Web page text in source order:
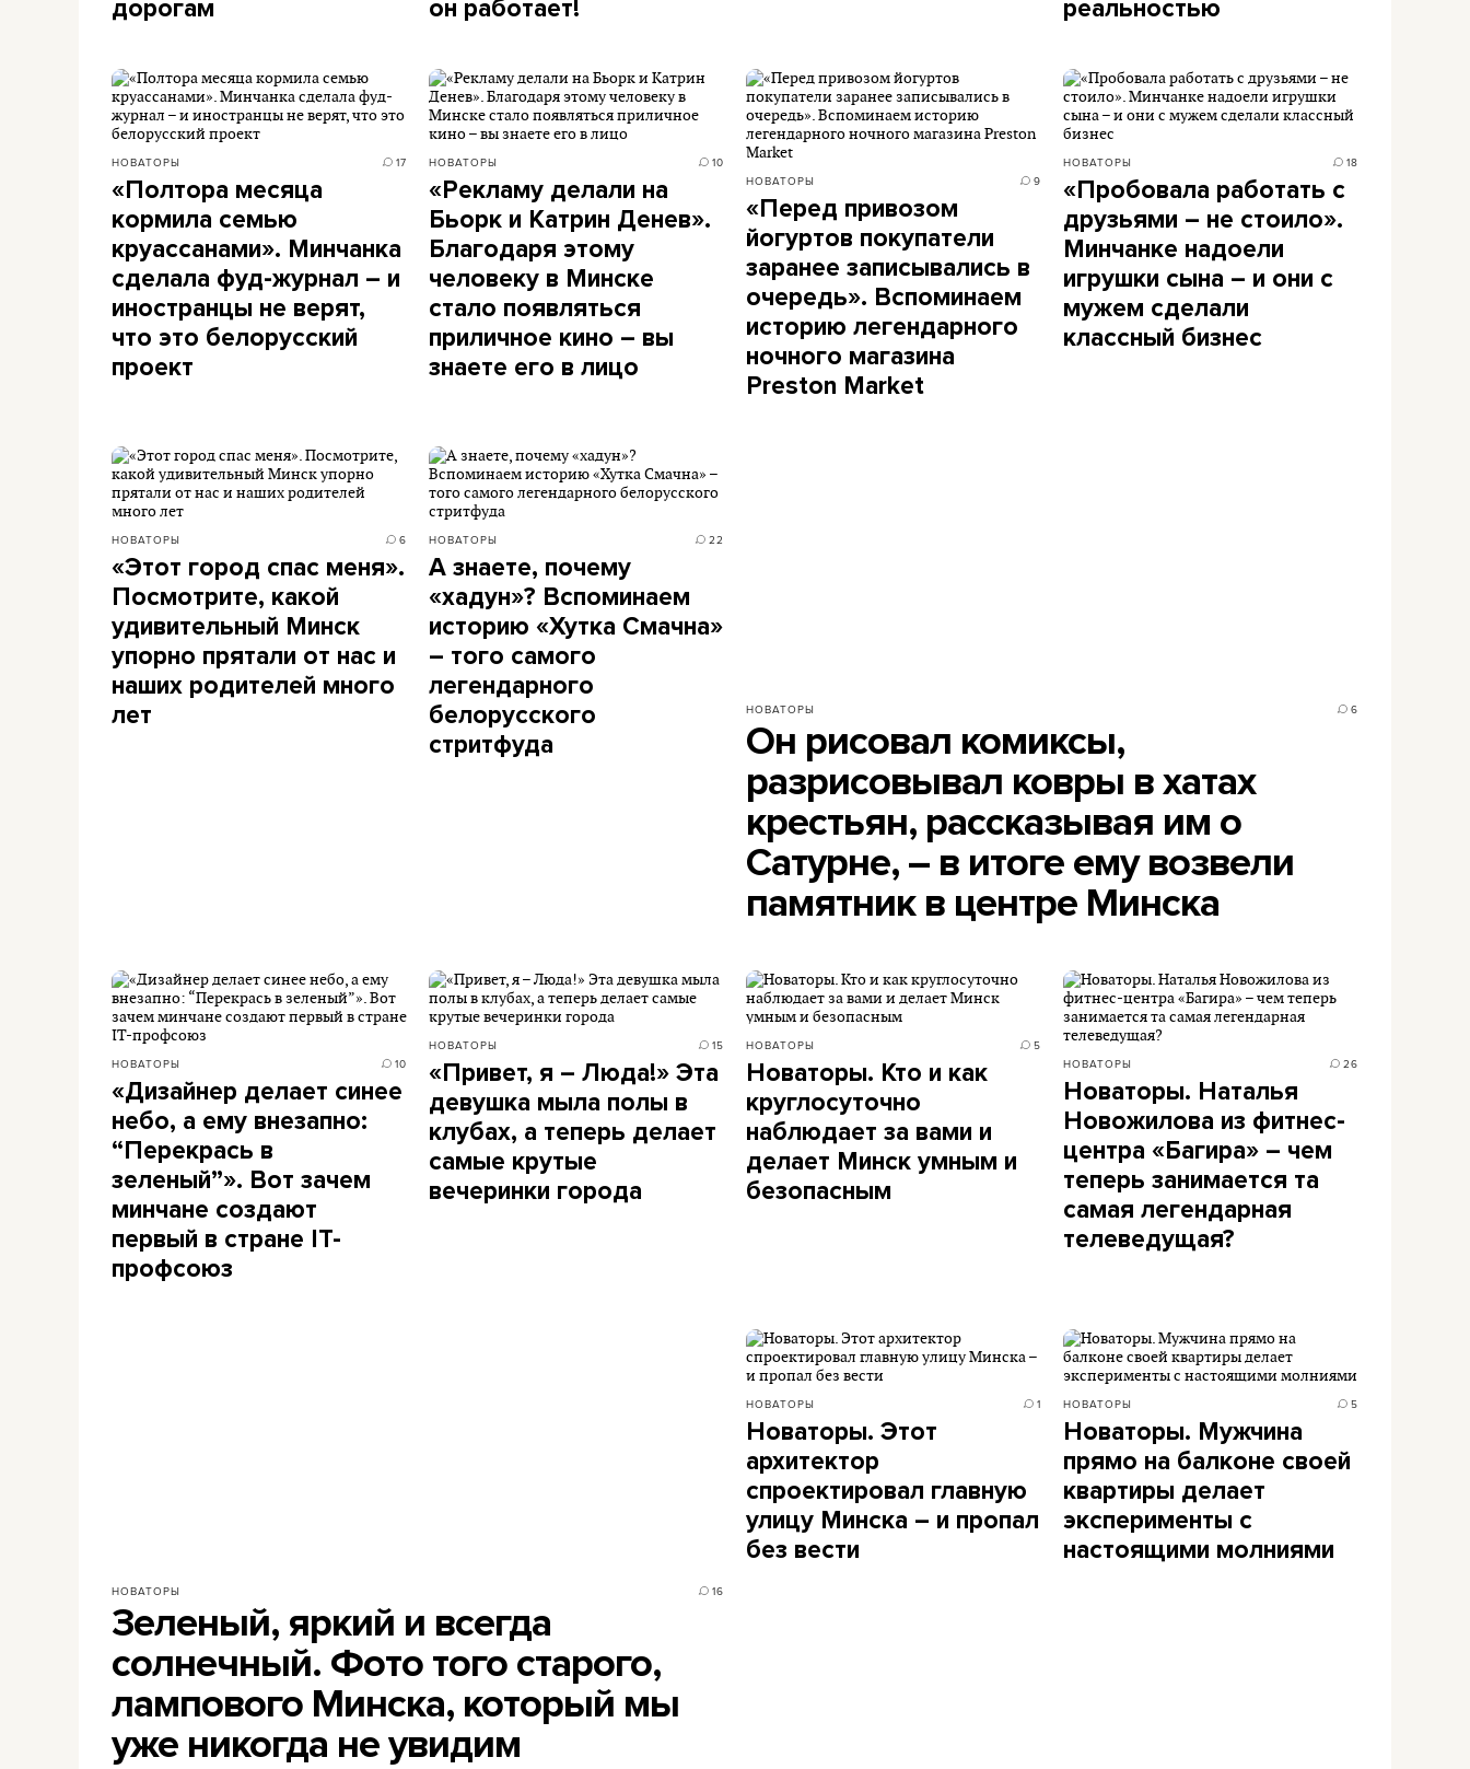
дорогам
он работает!
реальностью
НОВАТОРЫ 17
«Полтора месяца
кормила семью
круассанами». Минчанка
сделала фуд-журнал – и
иностранцы не верят,
что это белорусский
проект
НОВАТОРЫ 10
«Рекламу делали на
Бьорк и Катрин Денев».
Благодаря этому
человеку в Минске
стало появляться
приличное кино – вы
знаете его в лицо
НОВАТОРЫ 9
«Перед привозом
йогуртов покупатели
заранее записывались в
очередь». Вспоминаем
историю легендарного
ночного магазина
Preston Market
НОВАТОРЫ 18
«Пробовала работать с
друзьями – не стоило».
Минчанке надоели
игрушки сына – и они с
мужем сделали
классный бизнес
НОВАТОРЫ 6
«Этот город спас меня».
Посмотрите, какой
удивительный Минск
упорно прятали от нас и
наших родителей много
лет
НОВАТОРЫ 22
А знаете, почему
«хадун»? Вспоминаем
историю «Хутка Смачна»
– того самого
легендарного
белорусского
стритфуда
НОВАТОРЫ 6
Он рисовал комиксы,
разрисовывал ковры в хатах
крестьян, рассказывая им о
Сатурне, – в итоге ему возвели
памятник в центре Минска
НОВАТОРЫ 10
«Дизайнер делает синее
небо, а ему внезапно:
“Перекрась в
зеленый”». Вот зачем
минчане создают
первый в стране IT-
профсоюз
НОВАТОРЫ 15
«Привет, я – Люда!» Эта
девушка мыла полы в
клубах, а теперь делает
самые крутые
вечеринки города
НОВАТОРЫ 5
Новаторы. Кто и как
круглосуточно
наблюдает за вами и
делает Минск умным и
безопасным
НОВАТОРЫ 26
Новаторы. Наталья
Новожилова из фитнес-
центра «Багира» – чем
теперь занимается та
самая легендарная
телеведущая?
НОВАТОРЫ 16
Зеленый, яркий и всегда
солнечный. Фото того старого,
лампового Минска, который мы
уже никогда не увидим
НОВАТОРЫ 1
Новаторы. Этот
архитектор
спроектировал главную
улицу Минска – и пропал
без вести
НОВАТОРЫ 5
Новаторы. Мужчина
прямо на балконе своей
квартиры делает
эксперименты с
настоящими молниями